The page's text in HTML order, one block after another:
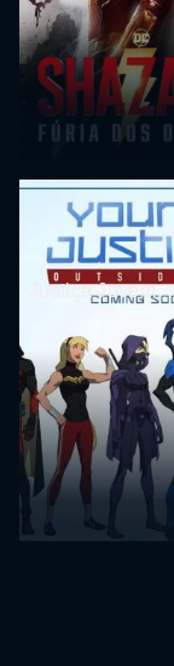
Justiça Jovem